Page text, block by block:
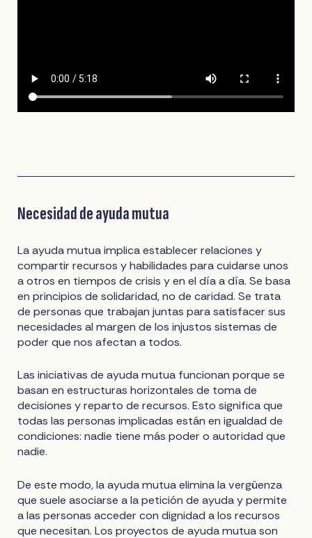
Necesidad de ayuda mutua
La ayuda mutua implica establecer relaciones y
compartir recursos y habilidades para cuidarse unos
a otros en tiempos de crisis y en el día a día. Se basa
en principios de solidaridad, no de caridad. Se trata
de personas que trabajan juntas para satisfacer sus
necesidades al margen de los injustos sistemas de
poder que nos afectan a todos.
Las iniciativas de ayuda mutua funcionan porque se
basan en estructuras horizontales de toma de
decisiones y reparto de recursos. Esto significa que
todas las personas implicadas están en igualdad de
condiciones: nadie tiene más poder o autoridad que
nadie.
De este modo, la ayuda mutua elimina la vergüenza
que suele asociarse a la petición de ayuda y permite
a las personas acceder con dignidad a los recursos
que necesitan. Los proyectos de ayuda mutua son